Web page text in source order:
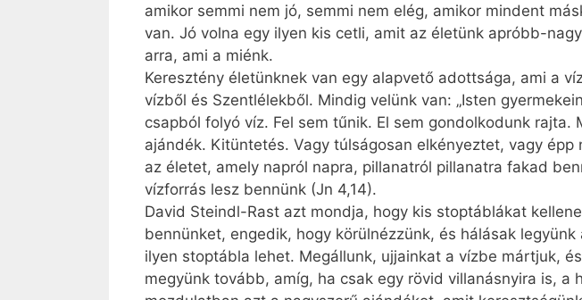
amikor semmi nem jó, semmi nem elég, amikor mindent
van. Jó volna egy ilyen kis cetli, amit az életünk apróbb-
arra, ami a miénk.
Keresztény életünknek van egy alapvető adottsága, ami a
vízből és Szentlélekből. Mindig velünk van: „Isten
csapból folyó víz. Fel sem tűnik. El sem gondolkodunk
ajándék. Kitüntetés. Vagy túlságosan elkényeztet, vagy
az életet, amely napról napra, pillanatról pillanatra fakad
vízforrás lesz bennünk (Jn 4,14).
David Steindl-Rast azt mondja, hogy kis stoptáblákat
bennünket, engedik, hogy körülnézzünk, és hálásak
ilyen stoptábla lehet. Megállunk, ujjainkat a vízbe mártjuk,
megyünk tovább, amíg, ha csak egy rövid villanásnyira is,